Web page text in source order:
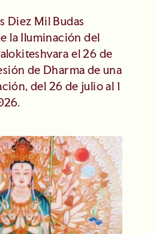
Diez Mil Budas
la Iluminación del
el 26 de
de Dharma de una
del 26 de julio al 1